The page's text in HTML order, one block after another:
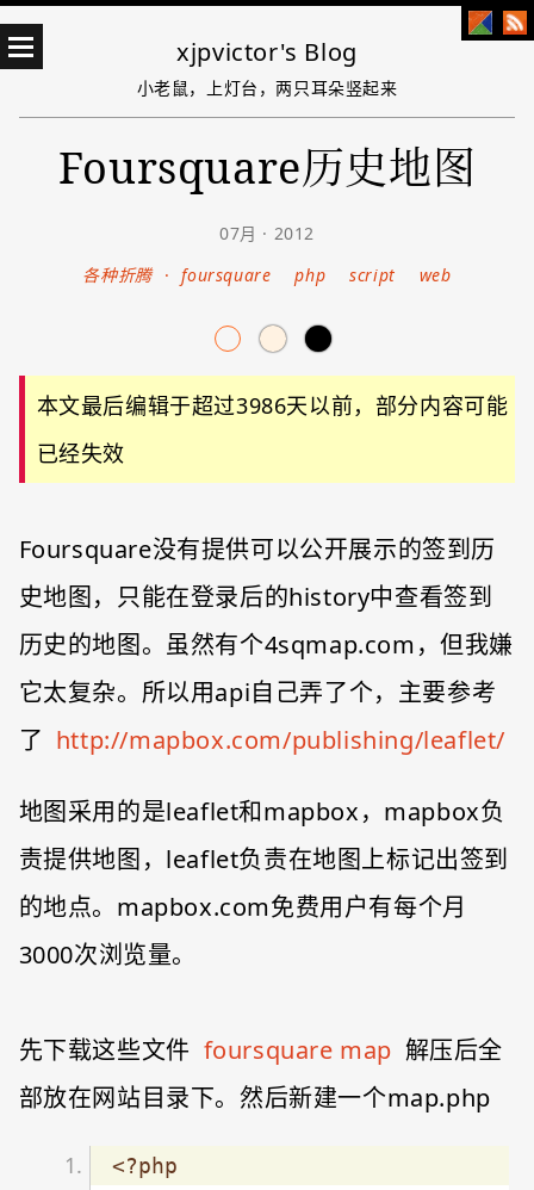
xjpvictor's Blog
小老鼠，上灯台，两只耳朵竖起来
Foursquare历史地图
07月 · 2012
各种折腾 · foursquare php script web
本文最后编辑于超过3986天以前，部分内容可能
已经失效
Foursquare没有提供可以公开展示的签到历
史地图，只能在登录后的history中查看签到
历史的地图。虽然有个4sqmap.com，但我嫌
它太复杂。所以用api自己弄了个，主要参考
了 http://mapbox.com/publishing/leaflet/
地图采用的是leaflet和mapbox，mapbox负
责提供地图，leaflet负责在地图上标记出签到
的地点。mapbox.com免费用户有每个月
3000次浏览量。
先下载这些文件 foursquare map 解压后全
部放在网站目录下。然后新建一个map.php
<?php